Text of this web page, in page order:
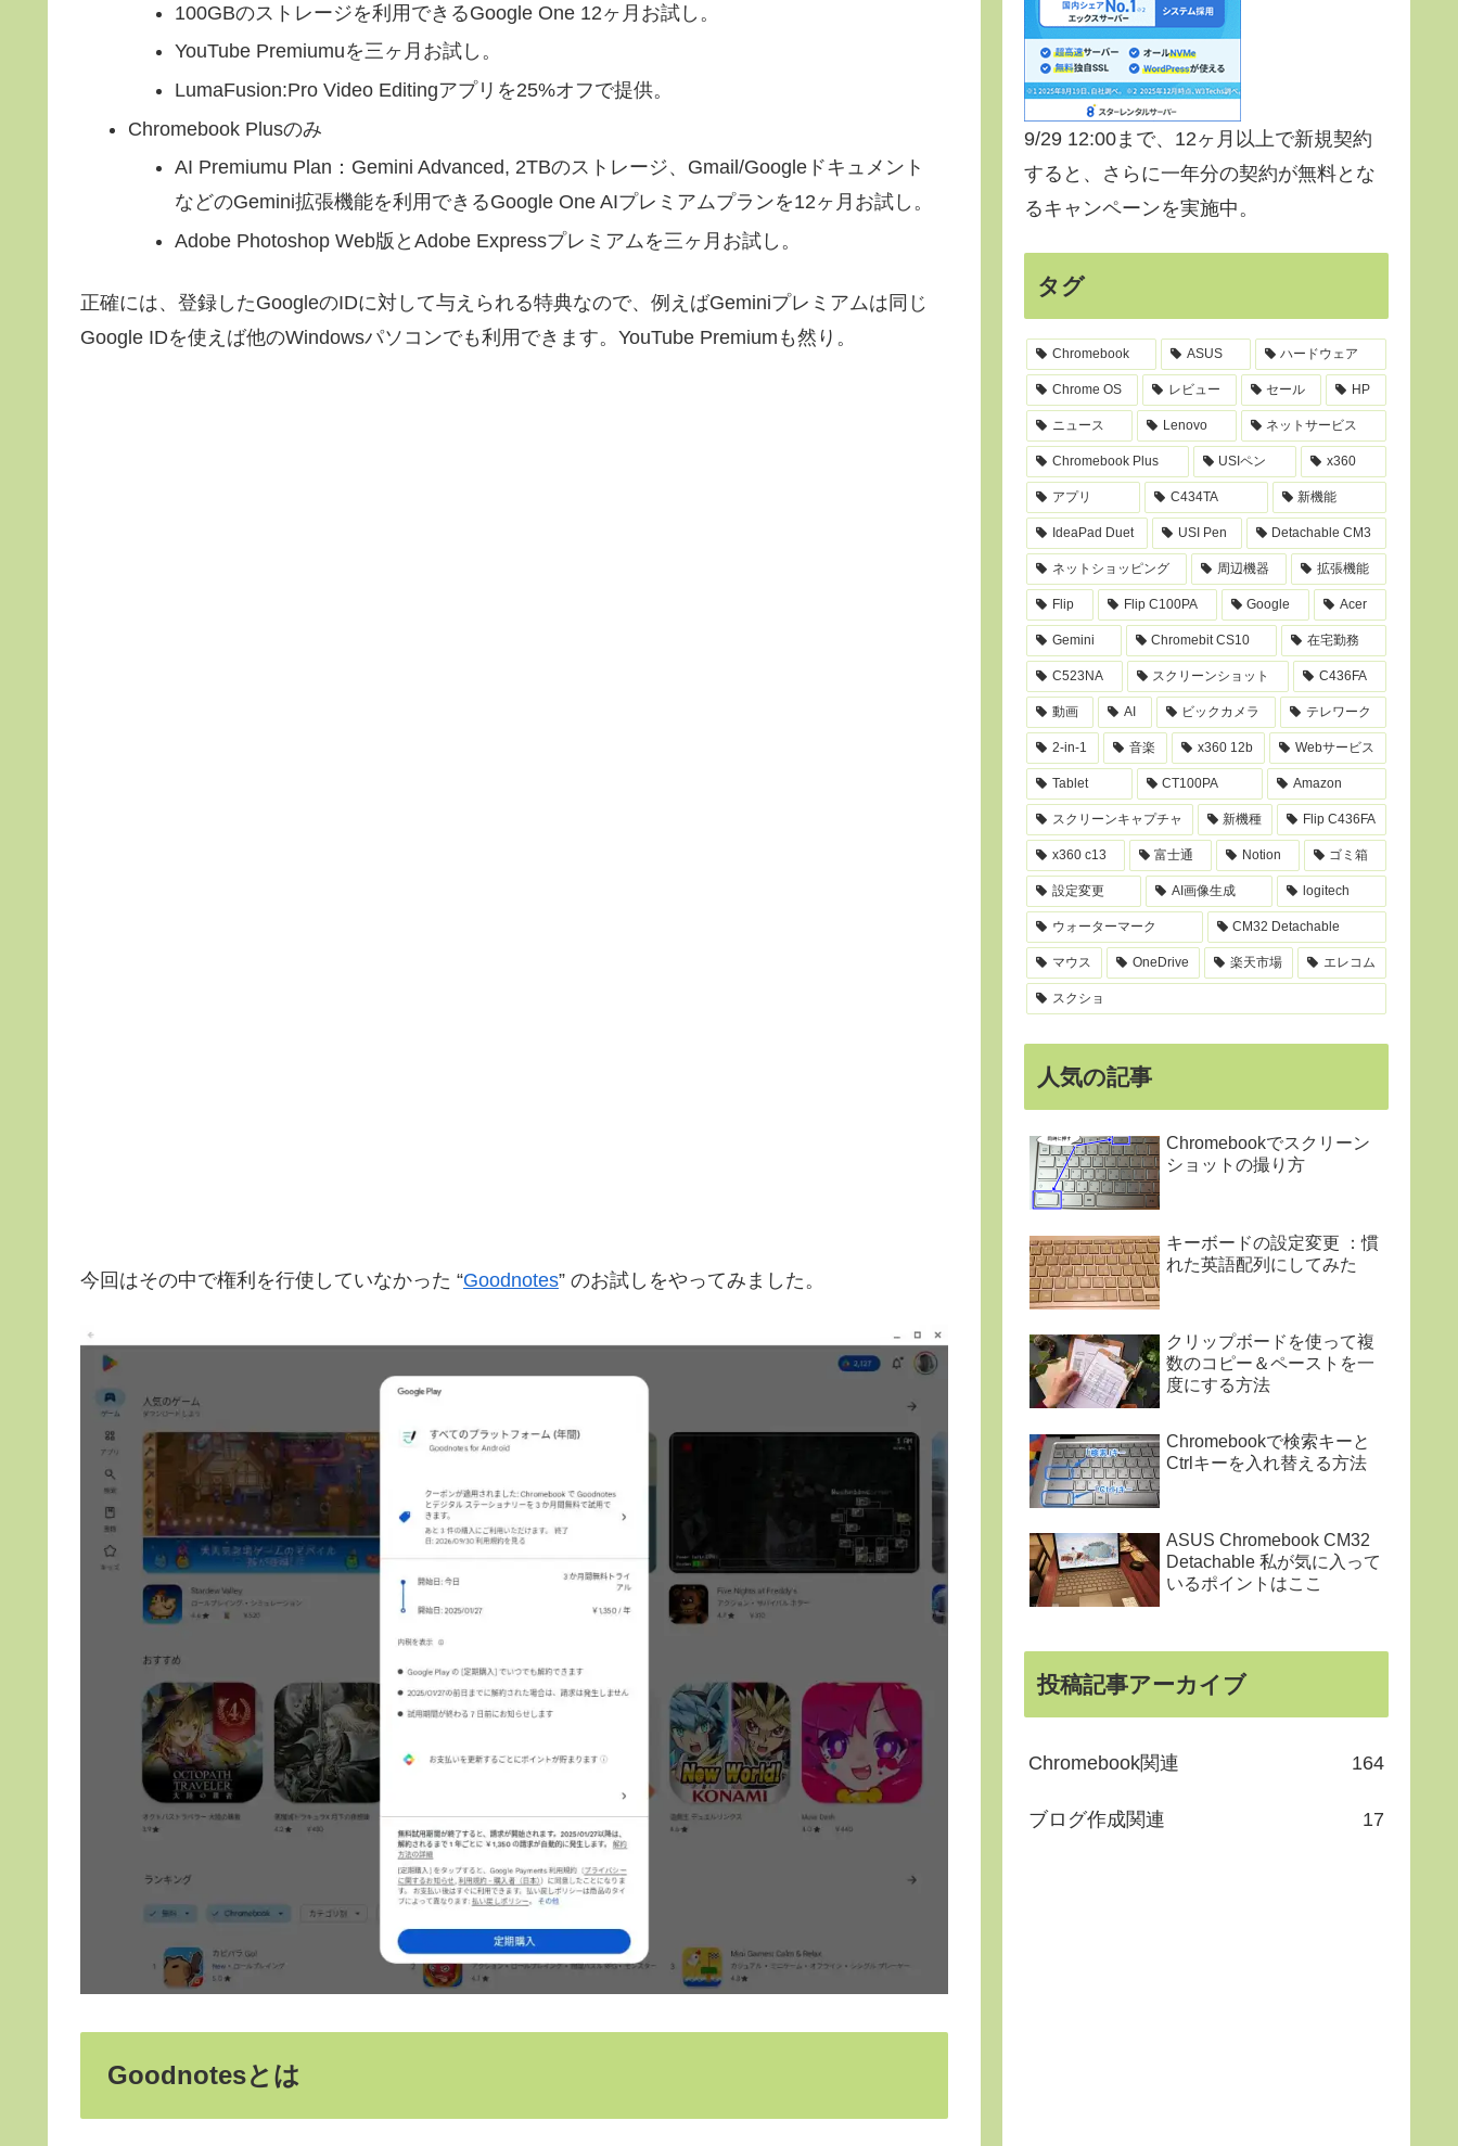
100GBのストレージを利用できるGoogle One 12ヶ月お試し。
YouTube Premiumuを三ヶ月お試し。
LumaFusion:Pro Video Editingアプリを25%オフで提供。
Chromebook Plusのみ
AI Premiumu Plan：Gemini Advanced, 2TBのストレージ、Gmail/Googleドキュメント
などのGemini拡張機能を利用できるGoogle One AIプレミアムプランを12ヶ月お試し。
Adobe Photoshop Web版とAdobe Expressプレミアムを三ヶ月お試し。
正確には、登録したGoogleのIDに対して与えられる特典なので、例えばGeminiプレミアムは同じ
Google IDを使えば他のWindowsパソコンでも利用できます。YouTube Premiumも然り。
今回はその中で権利を行使していなかった “Goodnotes” のお試しをやってみました。
Goodnotesとは
9/29 12:00まで、12ヶ月以上で新規契約
すると、さらに一年分の契約が無料とな
るキャンペーンを実施中。
タグ
Chromebook ASUS ハードウェア
Chrome OS レビュー セール HP
ニュース Lenovo ネットサービス
Chromebook Plus USIペン x360
アプリ C434TA 新機能
IdeaPad Duet USI Pen Detachable CM3
ネットショッピング 周辺機器 拡張機能
Flip Flip C100PA Google Acer
Gemini Chromebit CS10 在宅勤務
C523NA スクリーンショット C436FA
動画 AI ビックカメラ テレワーク
2-in-1 音楽 x360 12b Webサービス
Tablet CT100PA Amazon
スクリーンキャプチャ 新機種 Flip C436FA
x360 c13 富士通 Notion ゴミ箱
設定変更 AI画像生成 logitech
ウォーターマーク CM32 Detachable
マウス OneDrive 楽天市場 エレコム
スクショ
人気の記事
Chromebookでスクリーン
ショットの撮り方
キーボードの設定変更 ：慣
れた英語配列にしてみた
クリップボードを使って複
数のコピー＆ペーストを一
度にする方法
Chromebookで検索キーと
Ctrlキーを入れ替える方法
ASUS Chromebook CM32
Detachable 私が気に入って
いるポイントはここ
投稿記事アーカイブ
Chromebook関連 164
ブログ作成関連 17